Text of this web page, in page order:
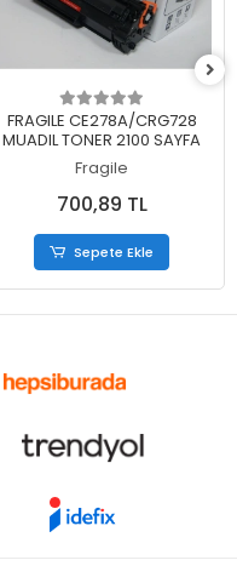
Sepete Ekle
FRAGILE CE278A/CRG728
MUADIL TONER 2100 SAYFA
Fragile
700,89 TL
Sepete Ekle